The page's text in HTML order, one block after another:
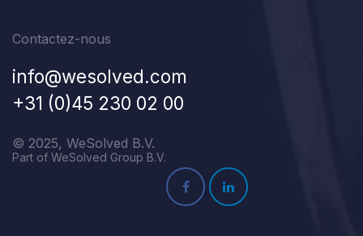
Contactez-nous
info@wesolved.com
+31 (0)45 230 02 00
© 2025, WeSolved B.V.
Part of WeSolved Group B.V.